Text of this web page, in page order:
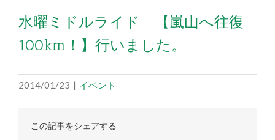
水曜ミドルライド 【嵐山へ往復
100km！】行いました。
2014/01/23 | イベント
この記事をシェアする